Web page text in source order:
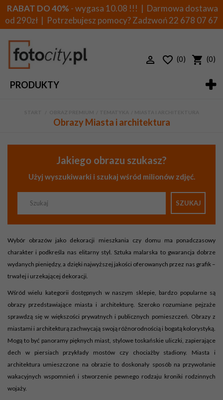
RABAT DO 40% - wygasa 10.08 !!! | Darmowa dostawa
od 290zł | Potrzebujesz pomocy? Zadzwoń22 678 07 67
PRODUKTY
(0) (0)
Obrazy Miasta i architektura
Wybór obrazów jako dekoracji mieszkania czy domu ma ponadczasowy
charakter i podkreśla nas elitarny styl. Sztuka malarska to gwarancja dobrze
wydanych pieniędzy, a dzięki najwyższej jakości oferowanych przez nas grafik –
trwałej i urzekającej dekoracji.
Wśród wielu kategorii dostępnych w naszym sklepie, bardzo popularne są
obrazy przedstawiające miasta i architekturę. Szeroko rozumiane pejzaże
sprawdzą się w większości prywatnych i publicznych pomieszczeń. Obrazy z
miastami i architekturą zachwycają swoją różnorodnością i bogatą kolorystyką.
Mogą to być panoramy pięknych miast, stylowe toskańskie uliczki, zapierające
dech w piersiach przykłady mostów czy chociażby stadiony. Miasta i
architektura umieszczone na obrazie to doskonały sposób na przywołanie
wakacyjnych wspomnień i stworzenie pewnego rodzaju kroniki rodzinnych
wojaży.
Jakiego obrazu szukasz?
Użyj wyszukiwarki i szukaj wśród milionów zdjęć.
SZUKAJ